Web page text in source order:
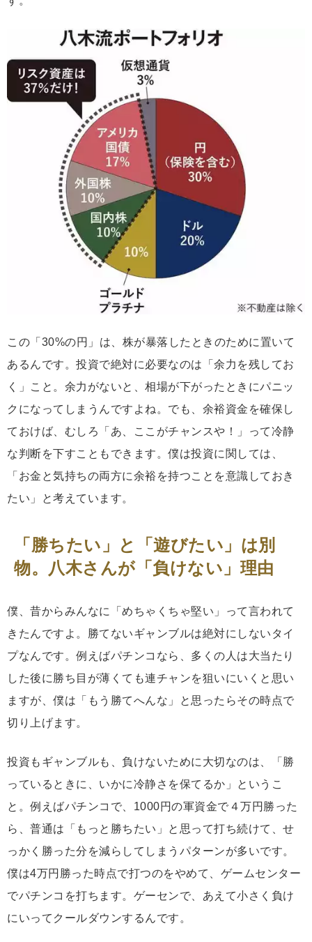
この「30%の円」は、株が暴落したときのために置いて
あるんです。投資で絶対に必要なのは「余力を残してお
く」こと。余力がないと、相場が下がったときにパニッ
クになってしまうんですよね。でも、余裕資金を確保し
ておけば、むしろ「あ、ここがチャンスや！」って冷静
な判断を下すこともできます。僕は投資に関しては、
「お金と気持ちの両方に余裕を持つことを意識しておき
たい」と考えています。
「勝ちたい」と「遊びたい」は別
物。八木さんが「負けない」理由
僕、昔からみんなに「めちゃくちゃ堅い」って言われて
きたんですよ。勝てないギャンブルは絶対にしないタイ
プなんです。例えばパチンコなら、多くの人は大当たり
した後に勝ち目が薄くても連チャンを狙いにいくと思い
ますが、僕は「もう勝てへんな」と思ったらその時点で
切り上げます。
投資もギャンブルも、負けないために大切なのは、「勝
っているときに、いかに冷静さを保てるか」というこ
と。例えばパチンコで、1000円の軍資金で４万円勝った
ら、普通は「もっと勝ちたい」と思って打ち続けて、せ
っかく勝った分を減らしてしまうパターンが多いです。
僕は4万円勝った時点で打つのをやめて、ゲームセンター
でパチンコを打ちます。ゲーセンで、あえて小さく負け
にいってクールダウンするんです。